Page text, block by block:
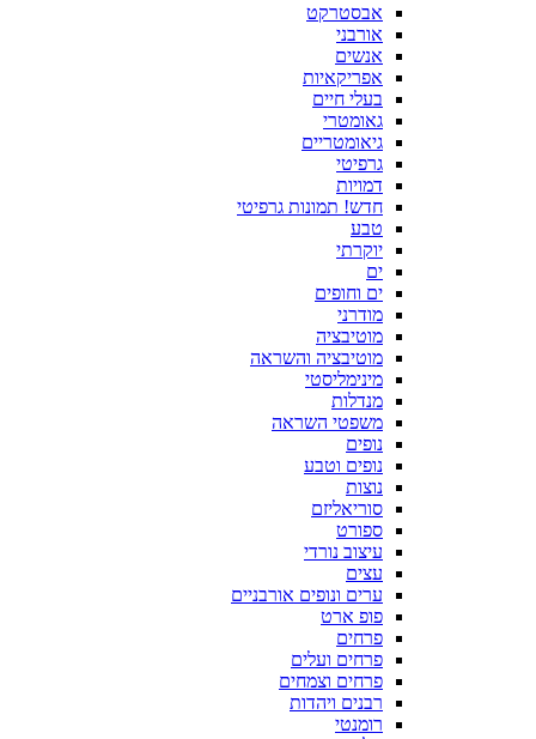
אבסטרקט
אורבני
אנשים
אפריקאיות
בעלי חיים
גאומטרי
גיאומטריים
גרפיטי
דמויות
חדש! תמונות גרפיטי
טבע
יוקרתי
ים
ים וחופים
מודרני
מוטיבציה
מוטיבציה והשראה
מינימליסטי
מנדלות
משפטי השראה
נופים
נופים וטבע
נוצות
סוריאליזם
ספורט
עיצוב נורדי
עצים
ערים ונופים אורבניים
פופ ארט
פרחים
פרחים ועלים
פרחים וצמחים
רבנים ויהדות
רומנטי